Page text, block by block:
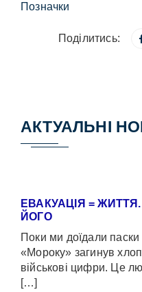
Позначки
Поділитись:
АКТУАЛЬНІ
ЕВАКУАЦІЯ =
ЙОГО
Поки ми доїдали
«Мороку» загинув
військові цифри. Це
[…]